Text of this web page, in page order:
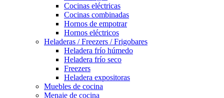
Cocinas eléctricas
Cocinas combinadas
Hornos de empotrar
Hornos eléctricos
Heladeras / Freezers / Frigobares
Heladera frío húmedo
Heladera frío seco
Freezers
Heladera expositoras
Muebles de cocina
Menaje de cocina